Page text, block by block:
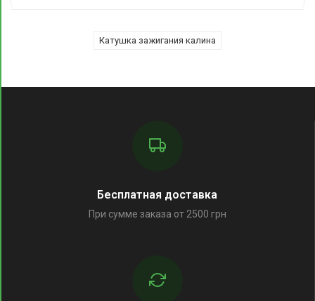
Катушка зажигания калина
Бесплатная доставка
При сумме заказа от 2500 грн